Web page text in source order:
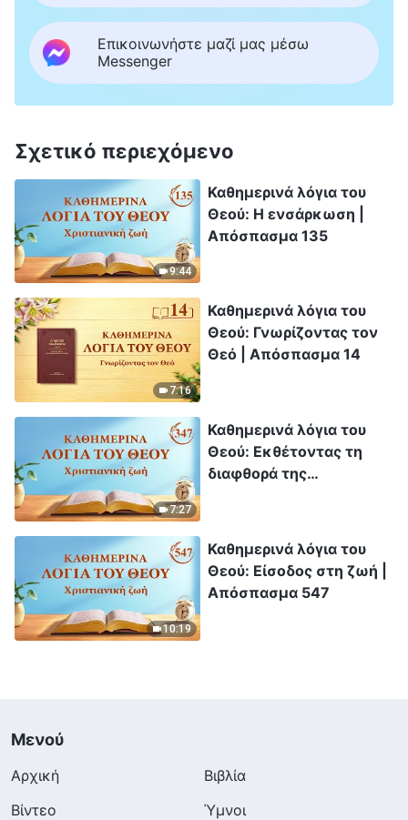
Επικοινωνήστε μαζί μας μέσω
Messenger
Σχετικό περιεχόμενο
9:44
Καθημερινά λόγια του
Θεού: Η ενσάρκωση |
Απόσπασμα 135
7:16
Καθημερινά λόγια του
Θεού: Γνωρίζοντας τον
Θεό | Απόσπασμα 14
7:27
Καθημερινά λόγια του
Θεού: Εκθέτοντας τη
διαφθορά της
10:19
Καθημερινά λόγια του
Θεού: Είσοδος στη ζωή |
Απόσπασμα 547
Μενού
Αρχική
Βιβλία
Βίντεο
Ύμνοι